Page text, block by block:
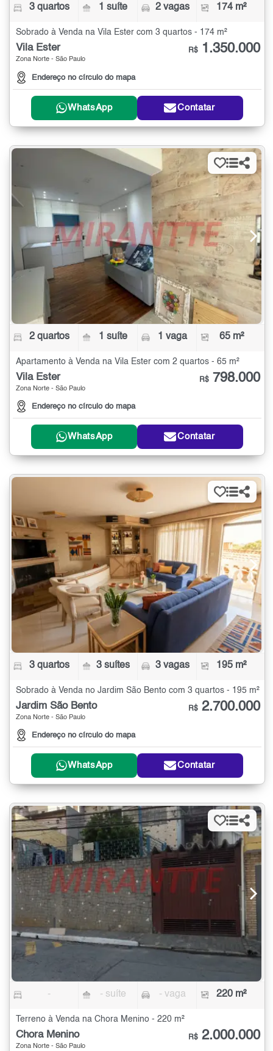
3 quartos 1 suíte 2 vagas 174 m²
Sobrado à Venda na Vila Ester com 3 quartos - 174 m²
Vila Ester
Zona Norte - São Paulo
Endereço no círculo do mapa
R$ 1.350.000
WhatsApp Contatar
2 quartos 1 suíte 1 vaga 65 m²
Apartamento à Venda na Vila Ester com 2 quartos - 65 m²
Vila Ester
Zona Norte - São Paulo
Endereço no círculo do mapa
R$ 798.000
WhatsApp Contatar
3 quartos 3 suítes 3 vagas 195 m²
Sobrado à Venda no Jardim São Bento com 3 quartos - 195 m²
Jardim São Bento
Zona Norte - São Paulo
Endereço no círculo do mapa
R$ 2.700.000
WhatsApp Contatar
- - suíte - vaga 220 m²
Terreno à Venda na Chora Menino - 220 m²
Chora Menino
Zona Norte - São Paulo
R$ 2.000.000